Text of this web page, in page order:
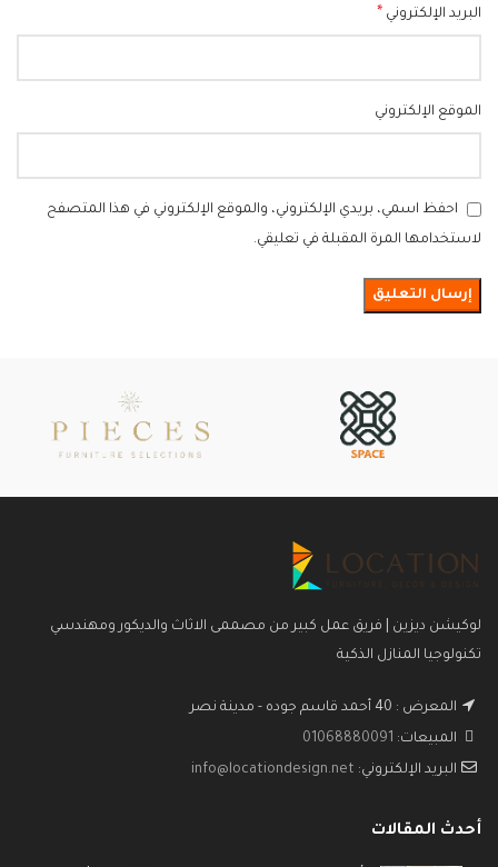
البريد الإلكتروني *
الموقع الإلكتروني
احفظ اسمي، بريدي الإلكتروني، والموقع الإلكتروني في هذا المتصفح
لاستخدامها المرة المقبلة في تعليقي.
لوكيشن ديزين | فريق عمل كبير من مصممى الاثاث والديكور ومهندسي
تكنولوجيا المنازل الذكية
المعرض : 40 أحمد قاسم جوده - مدينة نصر
المبيعات: 01068880091
البريد الإلكتروني: info@locationdesign.net
أحدث المقالات